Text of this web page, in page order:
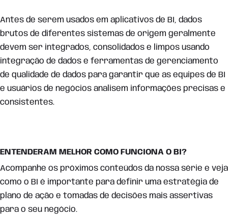
Antes de serem usados ​​em aplicativos de BI, dados
brutos de diferentes sistemas de origem geralmente
devem ser integrados, consolidados e limpos usando
integração de dados e ferramentas de gerenciamento
de qualidade de dados para garantir que as equipes de BI
e usuários de negócios analisem informações precisas e
consistentes.
ENTENDERAM MELHOR COMO FUNCIONA O BI?
Acompanhe os próximos conteúdos da nossa série e veja
como o BI é importante para definir uma estratégia de
plano de ação e tomadas de decisões mais assertivas
para o seu negócio.